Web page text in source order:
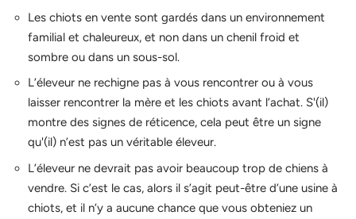
Les chiots en vente sont gardés dans un environnement
familial et chaleureux, et non dans un chenil froid et
sombre ou dans un sous-sol.
L’éleveur ne rechigne pas à vous rencontrer ou à vous
laisser rencontrer la mère et les chiots avant l’achat. S'(il)
montre des signes de réticence, cela peut être un signe
qu'(il) n’est pas un véritable éleveur.
L’éleveur ne devrait pas avoir beaucoup trop de chiens à
vendre. Si c’est le cas, alors il s’agit peut-être d’une usine à
chiots, et il n’y a aucune chance que vous obteniez un